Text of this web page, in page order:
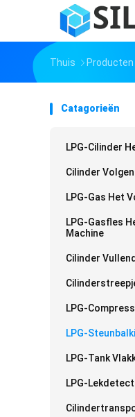
Thuis Producten
Catagorieën
LPG-Cilinder
Cilinder
LPG-Gas Het
LPG-Gasfles
Machine
Cilinder
LPG-
LPG-
LPG-Tank
LPG-